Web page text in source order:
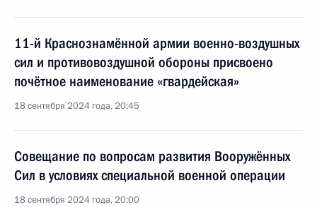
11-й Краснознамённой армии военно-воздушных
сил и противовоздушной обороны присвоено
почётное наименование «гвардейская»
18 сентября 2024 года, 20:45
Совещание по вопросам развития Вооружённых
Сил в условиях специальной военной операции
18 сентября 2024 года, 20:00